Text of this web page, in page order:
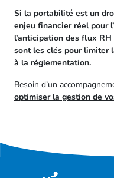
Si la portabilité est un
enjeu financier réel pour
l’anticipation des flux
sont les clés pour limiter
à la réglementation.
Besoin d’un
optimiser la gestion de